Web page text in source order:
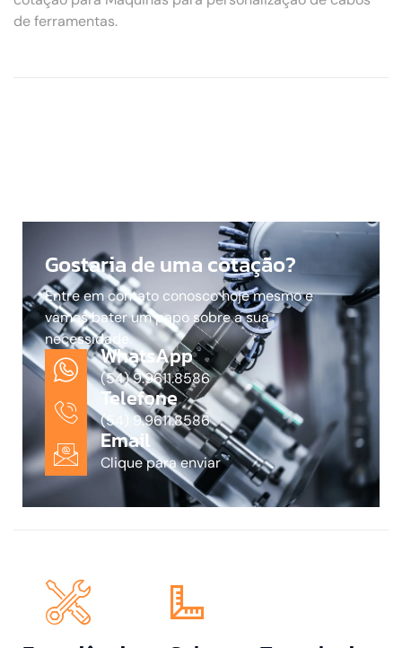
de ferramentas.
Gostaria de uma cotação?
Entre em contato conosco hoje mesmo e
vamos bater um papo sobre a sua
necessidade.
WhatsApp
(54) 9.9611.8586
Telefone
(54) 9.9611.8586
Email
Clique para enviar